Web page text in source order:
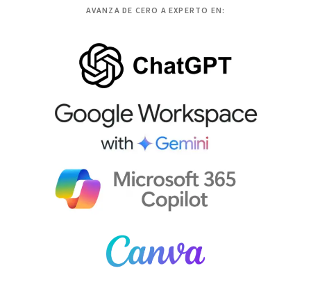
AVANZA DE CERO A EXPERTO EN: